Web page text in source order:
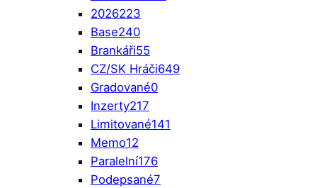
2026223
Base240
Brankáři55
CZ/SK Hráči649
Gradované0
Inzerty217
Limitované141
Memo12
Paralelní176
Podepsané7